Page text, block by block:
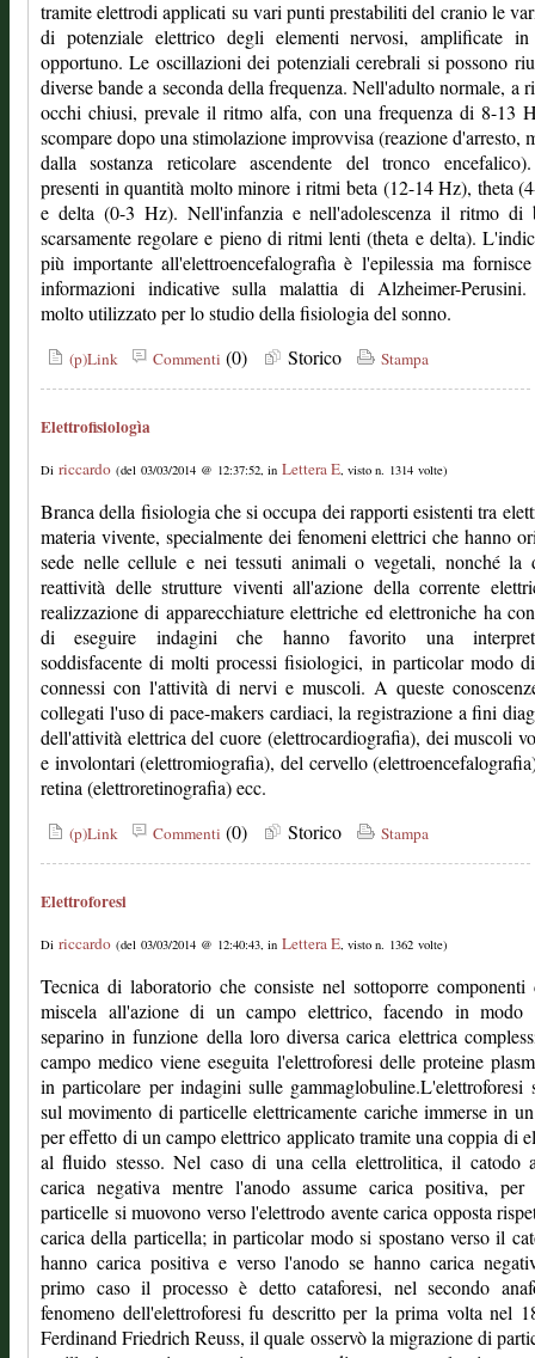
tramite elettrodi applicati su vari punti prestabiliti del cranio le
di potenziale elettrico degli elementi nervosi, amplificate
opportuno. Le oscillazioni dei potenziali cerebrali si possono
diverse bande a seconda della frequenza. Nell'adulto normale, a
occhi chiusi, prevale il ritmo alfa, con una frequenza di 8-13
scompare dopo una stimolazione improvvisa (reazione d'arresto,
dalla sostanza reticolare ascendente del tronco
presenti in quantità molto minore i ritmi beta (12-14 Hz), theta
e delta (0-3 Hz). Nell'infanzia e nell'adolescenza il ritmo di
scarsamente regolare e pieno di ritmi lenti (theta e delta).
più importante all'elettroencefalografìa è l'epilessia ma
informazioni indicative sulla malattia di Alzheimer-
molto utilizzato per lo studio della fisiologia del sonno.
(p)Link Commenti (0) Storico Stampa
Elettrofisiologìa
Di riccardo (del 03/03/2014 @ 12:37:52, in Lettera E, visto n. 1314 volte)
Branca della fisiologia che si occupa dei rapporti esistenti tra
materia vivente, specialmente dei fenomeni elettrici che hanno
sede nelle cellule e nei tessuti animali o vegetali, nonché la
reattività delle strutture viventi all'azione della corrente
realizzazione di apparecchiature elettriche ed elettroniche ha
di eseguire indagini che hanno favorito una
soddisfacente di molti processi fisiologici, in particolar modo
connessi con l'attività di nervi e muscoli. A queste
collegati l'uso di pace-makers cardiaci, la registrazione a fini
dell'attività elettrica del cuore (elettrocardiografia), dei muscoli
e involontari (elettromiografia), del cervello
retina (elettroretinografia) ecc.
(p)Link Commenti (0) Storico Stampa
Elettroforesi
Di riccardo (del 03/03/2014 @ 12:40:43, in Lettera E, visto n. 1362 volte)
Tecnica di laboratorio che consiste nel sottoporre
miscela all'azione di un campo elettrico, facendo in modo
separino in funzione della loro diversa carica elettrica
campo medico viene eseguita l'elettroforesi delle proteine
in particolare per indagini sulle gammaglobuline.L'elettroforesi
sul movimento di particelle elettricamente cariche immerse in
per effetto di un campo elettrico applicato tramite una coppia di
al fluido stesso. Nel caso di una cella elettrolitica, il catodo
carica negativa mentre l'anodo assume carica positiva,
particelle si muovono verso l'elettrodo avente carica opposta
carica della particella; in particolar modo si spostano verso il
hanno carica positiva e verso l'anodo se hanno carica
primo caso il processo è detto cataforesi, nel secondo
fenomeno dell'elettroforesi fu descritto per la prima volta nel
Ferdinand Friedrich Reuss, il quale osservò la migrazione di